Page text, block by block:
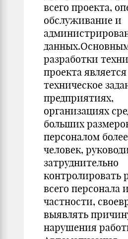
всего проекта,
обслуживание и
разработки
проекта является
техническое
предприятиях,
организациях
больших
персоналом
человек,
затруднительно
контролировать
всего персонала
частности,
выявлять
нарушения